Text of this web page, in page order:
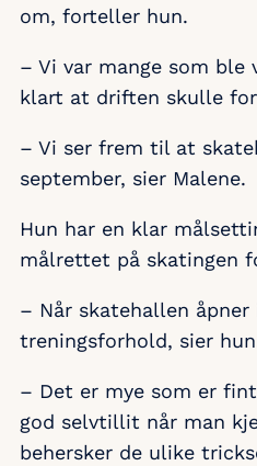
om, forteller hun.
– Vi var mange som ble
klart at driften skulle
– Vi ser frem til at
september, sier Malene.
Hun har en klar
målrettet på skatingen
– Når skatehallen
treningsforhold, sier
– Det er mye som er
god selvtillit når man
behersker de ulike